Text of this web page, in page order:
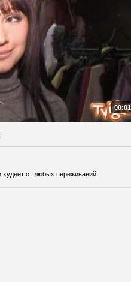
от любых переживаний.